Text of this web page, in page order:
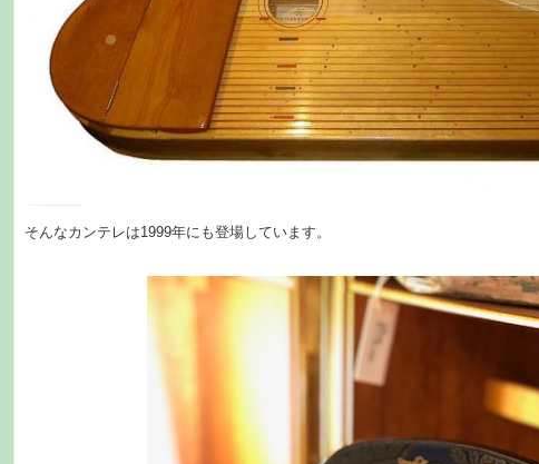
そんなカンテレは1999年にも登場しています。